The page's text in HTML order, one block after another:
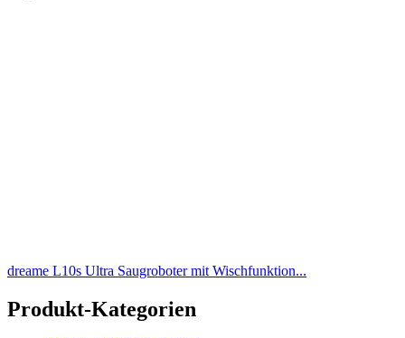
dreame L10s Ultra Saugroboter mit Wischfunktion...
Produkt-Kategorien